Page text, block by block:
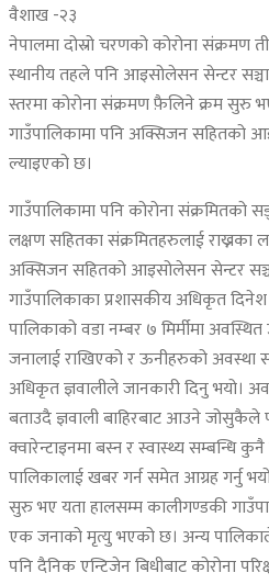
वैशाख -२३
नेपालमा दोस्रो चरणको कोरोना संक्रमण
स्थानीय तहले पनि आइसोलेसन सेन्टर
स्तरमा कोरोना संक्रमण फ़ैलिने क्रम सुरु
गाउँपालिकामा पनि अक्सिजन सहितको
ल्याइएको छ।
गाउँपालिकामा पनि कोरोना संक्रमितको
लक्षण सहितका संक्रमितहरुलाई राख्नका
अक्सिजन सहितको आइसोलेसन सेन्टर
गाउँपालिकाका प्रशासकीय अधिकृत दिनेश
पालिकाको वडा नम्बर ७ मिर्मीमा
जनालाई राखिएको र ऊनीहरुको अवस्था
अधिकृत ज्ञवालीले जानकारी दिनु भयो।
बताउदै ज्ञवाली बाहिरबाट आउने जोसुकैले
क्वारेन्टाइनमा बस्न र स्वास्थ्य सम्बन्धि
पालिकालाई खबर गर्न समेत आग्रह गर्नु
सुरु भए यता हालसम्म कालीगण्डकी
एक जनाको मृत्यु भएको छ। अन्य
पनि दैनिक एन्टिजेन बिधीबाट कोरोना